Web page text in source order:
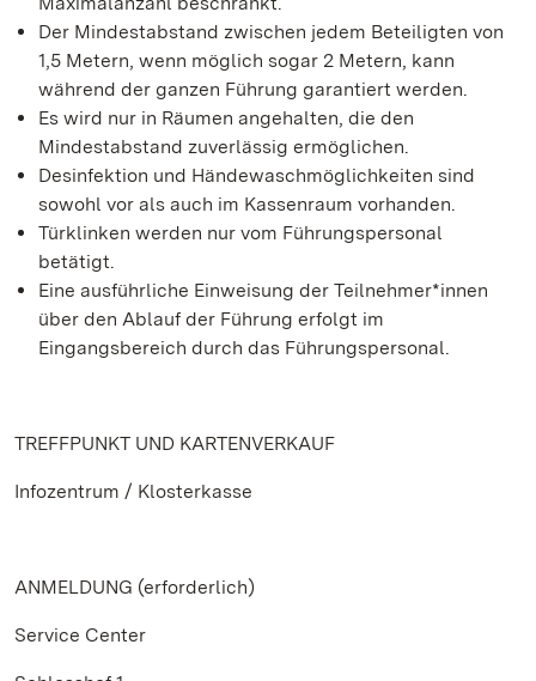
Der Mindestabstand zwischen jedem Beteiligten von
1,5 Metern, wenn möglich sogar 2 Metern, kann
während der ganzen Führung garantiert werden.
Es wird nur in Räumen angehalten, die den
Mindestabstand zuverlässig ermöglichen.
Desinfektion und Händewaschmöglichkeiten sind
sowohl vor als auch im Kassenraum vorhanden.
Türklinken werden nur vom Führungspersonal
betätigt.
Eine ausführliche Einweisung der Teilnehmer*innen
über den Ablauf der Führung erfolgt im
Eingangsbereich durch das Führungspersonal.
TREFFPUNKT UND KARTENVERKAUF
Infozentrum / Klosterkasse
ANMELDUNG (erforderlich)
Service Center